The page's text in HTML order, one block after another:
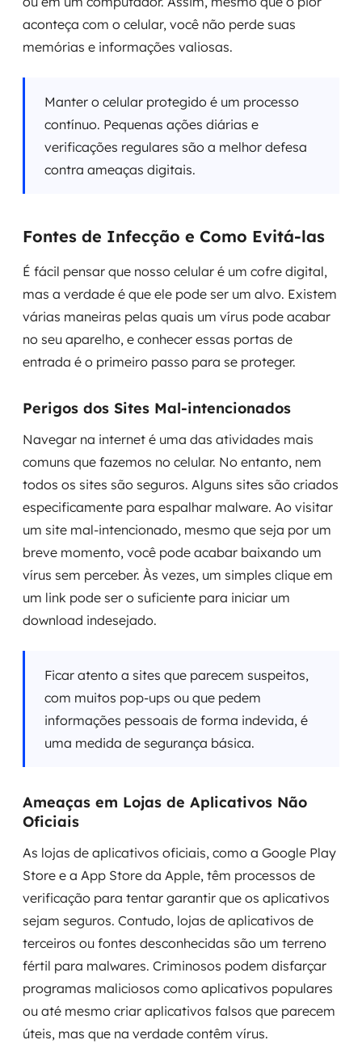
aconteça com o celular, você não perde suas
memórias e informações valiosas.
Manter o celular protegido é um processo
contínuo. Pequenas ações diárias e
verificações regulares são a melhor defesa
contra ameaças digitais.
Fontes de Infecção e Como Evitá-las
É fácil pensar que nosso celular é um cofre digital,
mas a verdade é que ele pode ser um alvo. Existem
várias maneiras pelas quais um vírus pode acabar
no seu aparelho, e conhecer essas portas de
entrada é o primeiro passo para se proteger.
Perigos dos Sites Mal-intencionados
Navegar na internet é uma das atividades mais
comuns que fazemos no celular. No entanto, nem
todos os sites são seguros. Alguns sites são criados
especificamente para espalhar malware. Ao visitar
um site mal-intencionado, mesmo que seja por um
breve momento, você pode acabar baixando um
vírus sem perceber. Às vezes, um simples clique em
um link pode ser o suficiente para iniciar um
download indesejado.
Ficar atento a sites que parecem suspeitos,
com muitos pop-ups ou que pedem
informações pessoais de forma indevida, é
uma medida de segurança básica.
Ameaças em Lojas de Aplicativos Não
Oficiais
As lojas de aplicativos oficiais, como a Google Play
Store e a App Store da Apple, têm processos de
verificação para tentar garantir que os aplicativos
sejam seguros. Contudo, lojas de aplicativos de
terceiros ou fontes desconhecidas são um terreno
fértil para malwares. Criminosos podem disfarçar
programas maliciosos como aplicativos populares
ou até mesmo criar aplicativos falsos que parecem
úteis, mas que na verdade contêm vírus.